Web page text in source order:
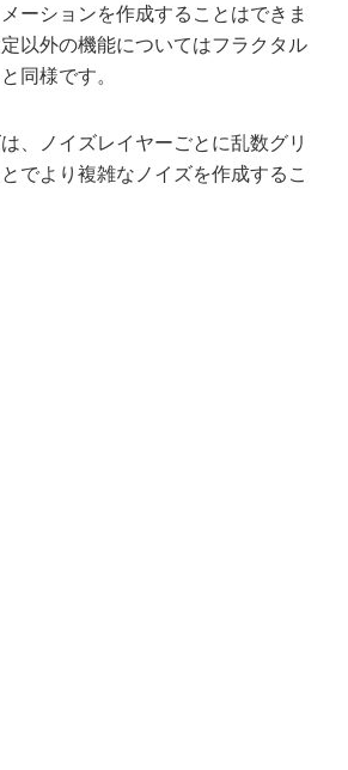
ーションを作成することはできま
以外の機能についてはフラクタル
同様です。
、ノイズレイヤーごとに乱数グリ
でより複雑なノイズを作成するこ